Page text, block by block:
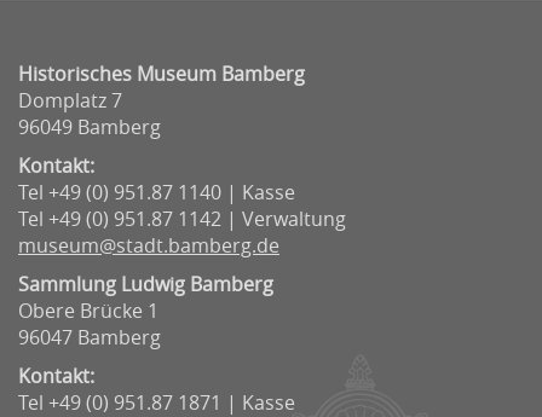
Historisches Museum Bamberg
Domplatz 7
96049 Bamberg
Kontakt:
Tel +49 (0) 951.87 1140 | Kasse
Tel +49 (0) 951.87 1142 | Verwaltung
museum@stadt.bamberg.de
Sammlung Ludwig Bamberg
Obere Brücke 1
96047 Bamberg
Kontakt:
Tel +49 (0) 951.87 1871 | Kasse